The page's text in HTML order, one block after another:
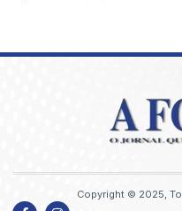
Copyright © 2025,